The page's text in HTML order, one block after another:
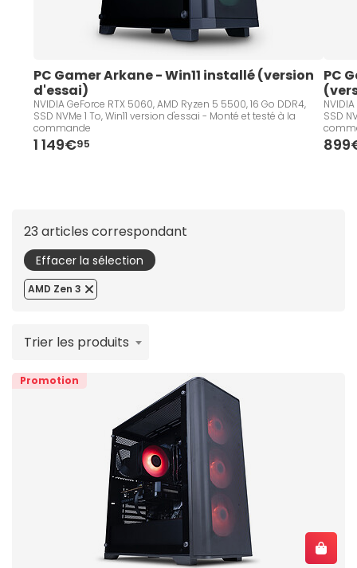
PC Gamer Arkane - Win11 installé (version
d'essai)
NVIDIA GeForce RTX 5060, AMD Ryzen 5 5500, 16 Go DDR4,
SSD NVMe 1 To, Win11 version d'essai - Monté et testé à la
commande
1 149€95
PC
SSD
23 articles correspondant
Effacer la sélection
AMD Zen 3
Trier les produits
Promotion